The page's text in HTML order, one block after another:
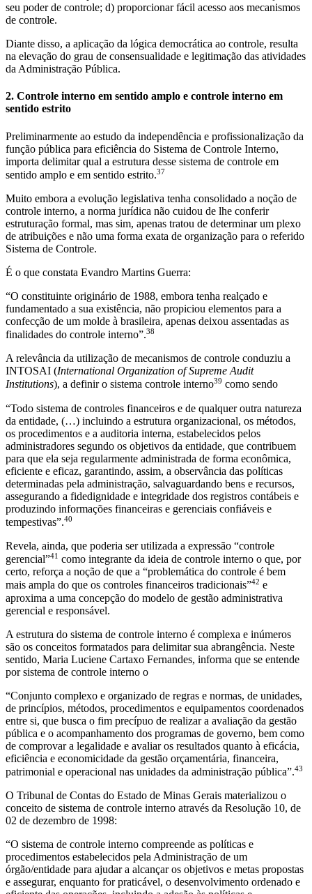
seu poder de controle; d) proporcionar fácil acesso aos mecanismos
de controle.
Diante disso, a aplicação da lógica democrática ao controle, resulta
na elevação do grau de consensualidade e legitimação das atividades
da Administração Pública.
2. Controle interno em sentido amplo e controle interno em
sentido estrito
Preliminarmente ao estudo da independência e profissionalização da
função pública para eficiência do Sistema de Controle Interno,
importa delimitar qual a estrutura desse sistema de controle em
sentido amplo e em sentido estrito.37
Muito embora a evolução legislativa tenha consolidado a noção de
controle interno, a norma jurídica não cuidou de lhe conferir
estruturação formal, mas sim, apenas tratou de determinar um plexo
de atribuições e não uma forma exata de organização para o referido
Sistema de Controle.
É o que constata Evandro Martins Guerra:
“O constituinte originário de 1988, embora tenha realçado e
fundamentado a sua existência, não propiciou elementos para a
confecção de um molde à brasileira, apenas deixou assentadas as
finalidades do controle interno”.38
A relevância da utilização de mecanismos de controle conduziu a
INTOSAI (International Organization of Supreme Audit
Institutions), a definir o sistema controle interno39 como sendo
“Todo sistema de controles financeiros e de qualquer outra natureza
da entidade, (…) incluindo a estrutura organizacional, os métodos,
os procedimentos e a auditoria interna, estabelecidos pelos
administradores segundo os objetivos da entidade, que contribuem
para que ela seja regularmente administrada de forma econômica,
eficiente e eficaz, garantindo, assim, a observância das políticas
determinadas pela administração, salvaguardando bens e recursos,
assegurando a fidedignidade e integridade dos registros contábeis e
produzindo informações financeiras e gerenciais confiáveis e
tempestivas”.40
Revela, ainda, que poderia ser utilizada a expressão “controle
gerencial”41
como integrante da ideia de controle interno o que, por
certo, reforça a noção de que a “problemática do controle é bem
mais ampla do que os controles financeiros tradicionais”42 e
aproxima a uma concepção do modelo de gestão administrativa
gerencial e responsável.
A estrutura do sistema de controle interno é complexa e inúmeros
são os conceitos formatados para delimitar sua abrangência. Neste
sentido, Maria Luciene Cartaxo Fernandes, informa que se entende
por sistema de controle interno o
“Conjunto complexo e organizado de regras e normas, de unidades,
de princípios, métodos, procedimentos e equipamentos coordenados
entre si, que busca o fim precípuo de realizar a avaliação da gestão
pública e o acompanhamento dos programas de governo, bem como
de comprovar a legalidade e avaliar os resultados quanto à eficácia,
eficiência e economicidade da gestão orçamentária, financeira,
patrimonial e operacional nas unidades da administração pública”.43
O Tribunal de Contas do Estado de Minas Gerais materializou o
conceito de sistema de controle interno através da Resolução 10, de
02 de dezembro de 1998:
“O sistema de controle interno compreende as políticas e
procedimentos estabelecidos pela Administração de um
órgão/entidade para ajudar a alcançar os objetivos e metas propostas
e assegurar, enquanto for praticável, o desenvolvimento ordenado e